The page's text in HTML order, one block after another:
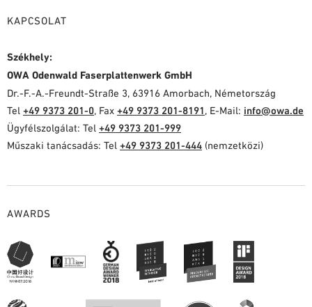
KAPCSOLAT
Székhely:
OWA Odenwald Faserplattenwerk GmbH
Dr.-F.-A.-Freundt-Straße 3, 63916 Amorbach, Németország
Tel +49 9373 201-0, Fax +49 9373 201-8191, E-Mail: info@owa.de
Ügyfélszolgálat: Tel +49 9373 201-999
Műszaki tanácsadás: Tel +49 9373 201-444 (nemzetközi)
AWARDS